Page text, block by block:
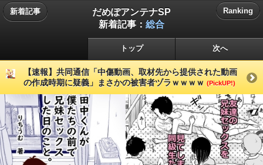
新着記事
だめぽアンテナSP
新着記事： 総合
Ranking
トップ 次へ
【速報】共同通信「中傷動画、取材先から提供された動画
の作成時期に疑義」まさかの被害者ヅラｗｗｗｗ (PickUP!)